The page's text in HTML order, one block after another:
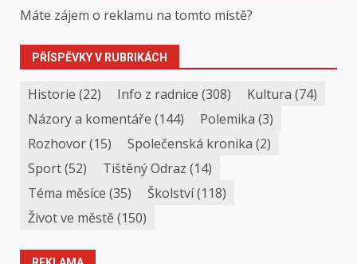
Máte zájem o reklamu na tomto místě?
PŘÍSPĚVKY V RUBRIKÁCH
Historie (22) Info z radnice (308) Kultura (74)
Názory a komentáře (144) Polemika (3)
Rozhovor(15) Společenská kronika (2)
Sport(52) Tištěný Odraz (14)
Téma měsíce (35) Školství(118)
Život ve městě(150)